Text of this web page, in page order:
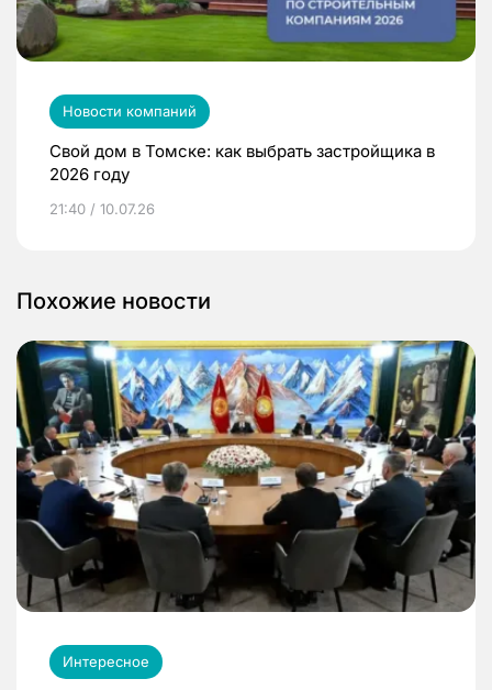
Новости компаний
Свой дом в Томске: как выбрать застройщика в
2026 году
21:40 / 10.07.26
Похожие новости
Интересное